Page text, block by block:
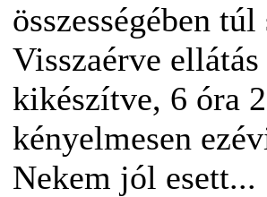
összességében
Visszaérve
kikészítve, 6 óra
kényelmesen
Nekem jól esett...